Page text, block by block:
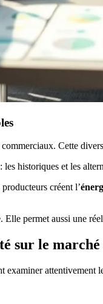
Cette
les historiques et les
créent l’
permet aussi une
sur le
examiner